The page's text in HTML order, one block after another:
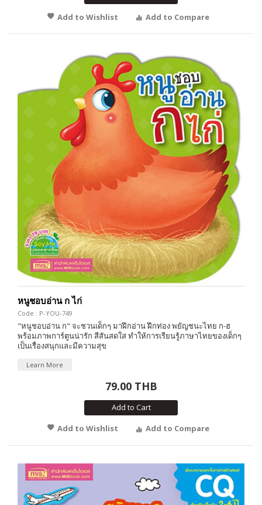
Add to Wishlist
Add to Compare
หนูชอบอ่าน ก ไก่
Code : P-YOU-749
"หนูชอบอ่าน ก" จะชวนเด็กๆ มาฝึกอ่าน ฝึกท่อง พยัญชนะไทย ก-ฮ
พร้อมภาพการ์ตูนน่ารัก สีสันสดใส ทำให้การเรียนรู้ภาษาไทยของเด็กๆ
เป็นเรื่องสนุกและมีความสุข
Learn More
79.00 THB
Add to Cart
Add to Wishlist
Add to Compare